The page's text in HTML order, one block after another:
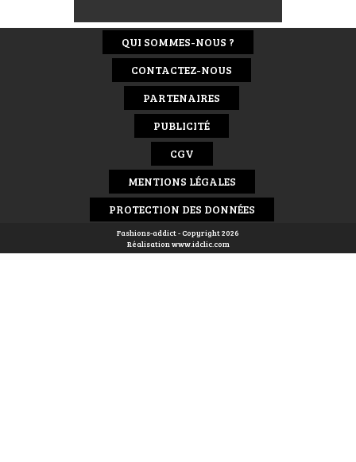
QUI SOMMES-NOUS ?
CONTACTEZ-NOUS
PARTENAIRES
PUBLICITÉ
CGV
MENTIONS LÉGALES
PROTECTION DES DONNÉES
Fashions-addict - Copyright 2026
Réalisationwww.idclic.com